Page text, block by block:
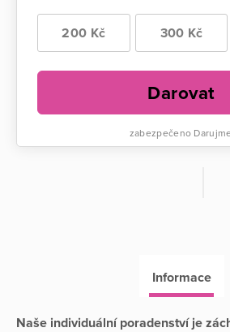
200 Kč 300 Kč
Darovat
zabezpečeno
Informace
Naše individuální poradenství je